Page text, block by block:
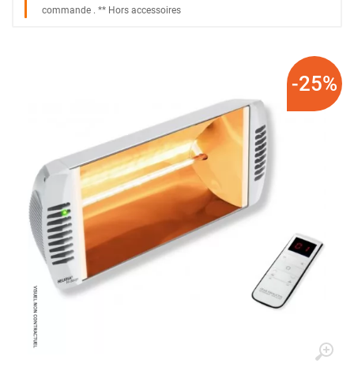
commande . ** Hors accessoires
-25%